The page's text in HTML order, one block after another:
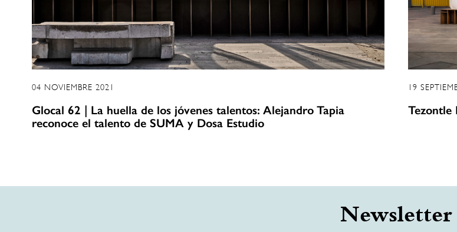
04 NOVIEMBRE 2021
Glocal 62 | La huella de los jóvenes talentos: Alejandro Tapia
reconoce el talento de SUMA y Dosa Estudio
19
Tezontle
Newsletter